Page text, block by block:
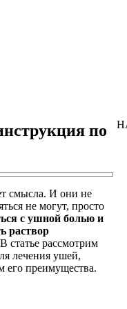
по
смысла. И они не
не могут, просто
с ушной болью и
раствор
В статье рассмотрим
лечения ушей,
его преимущества.